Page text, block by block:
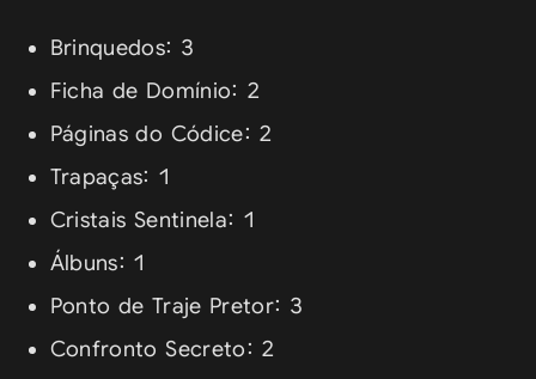
Brinquedos: 3
Ficha de Domínio: 2
Páginas do Códice: 2
Trapaças: 1
Cristais Sentinela: 1
Álbuns: 1
Ponto de Traje Pretor: 3
Confronto Secreto: 2